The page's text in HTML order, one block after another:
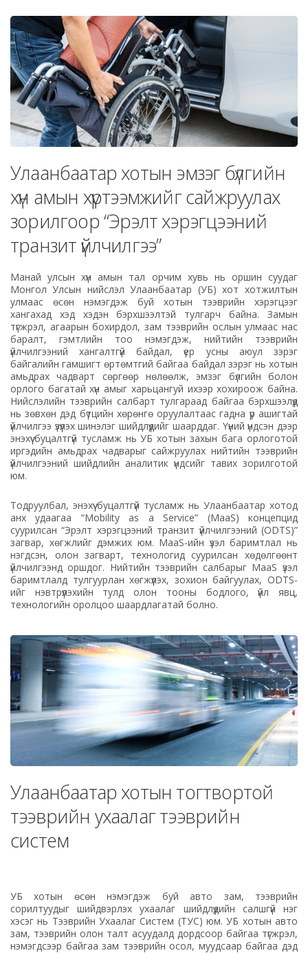
Улаанбаатар хотын эмзэг бүлгийн
хүн амын хүртээмжийг сайжруулах
зорилгоор “Эрэлт хэрэгцээний
транзит үйлчилгээ”
Манай улсын хүн амын тал орчим хувь нь оршин суудаг
Монгол Улсын нийслэл Улаанбаатар (УБ) хот хотжилтын
улмаас өсөн нэмэгдэж буй хотын тээврийн хэрэгцээг
хангахад хэд хэдэн бэрхшээлтэй тулгарч байна. Замын
түгжрэл, агаарын бохирдол, зам тээврийн ослын улмаас нас
баралт, гэмтлийн тоо нэмэгдэж, нийтийн тээврийн
үйлчилгээний хангалтгүй байдал, үер усны аюул зэрэг
байгалийн гамшигт өртөмтгий байгаа байдал зэрэг нь хотын
амьдрах чадварт сөргөөр нөлөөлж, эмзэг бүлгийн болон
орлого багатай хүн амыг харьцангуй ихээр хохироож байна.
Нийслэлийн тээврийн салбарт тулгараад байгаа бэрхшээлүүд
нь зөвхөн дэд бүтцийн хөрөнгө оруулалтаас гадна үр ашигтай
үйлчилгээ үзүүлэх шинэлэг шийдлүүдийг шаарддаг. Үүний үндсэн дээр
энэхүү буцалтгүй тусламж нь УБ хотын захын бага орлоготой
иргэдийн амьдрах чадварыг сайжруулах нийтийн тээврийн
үйлчилгээний шийдлийн аналитик үндсийг тавих зорилготой
юм.
Тодруулбал, энэхүү буцалтгүй тусламж нь Улаанбаатар хотод
анх удаагаа “Mobility as a Service” (MaaS) концепцид
суурилсан “Эрэлт хэрэгцээний транзит үйлчилгээний (ODTS)”
загвар, хөгжлийг дэмжих юм. MaaS-ийн үзэл баримтлал нь
нэгдсэн, олон загварт, технологид суурилсан хөдөлгөөнт
үйлчилгээнд оршдог. Нийтийн тээврийн салбарыг MaaS үзэл
баримтлалд тулгуурлан хөгжүүлэх, зохион байгуулах, ODTS-
ийг нэвтрүүлэхийн тулд олон тооны бодлого, үйл явц,
технологийн оролцоо шаардлагатай болно.
Улаанбаатар хотын тогтвортой
тээврийн ухаалаг тээврийн
систем‎
УБ хотын өсөн нэмэгдэж буй авто зам, тээврийн
сорилтуудыг шийдвэрлэх ухаалаг шийдлүүдийн салшгүй нэг
хэсэг нь Тээврийн Ухаалаг Систем (ТУС) юм. УБ хотын авто
зам, тээврийн олон талт асуудалд дордсоор байгаа түгжрэл,
нэмэгдсээр байгаа зам тээврийн осол, муудсаар байгаа дэд